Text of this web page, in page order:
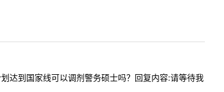
达到国家线可以调剂警务硕士吗？回复内容:请等待我